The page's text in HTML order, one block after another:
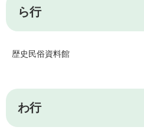
ら行
歴史民俗資料館
わ行